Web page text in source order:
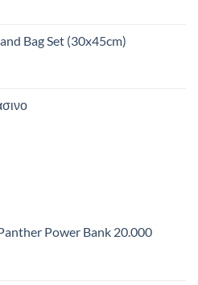
Bag Set (30x45cm)
Power Bank 20.000